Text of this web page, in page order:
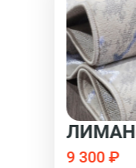
ЛИМАН
9 300 ₽